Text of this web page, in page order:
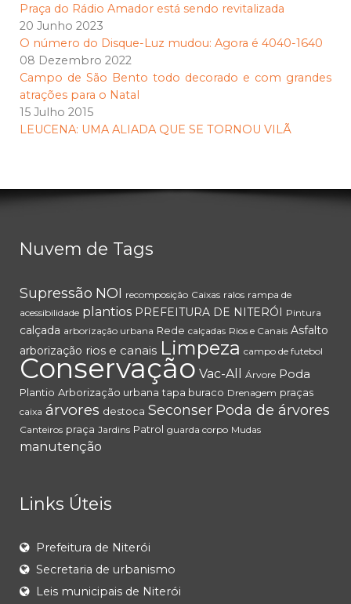
Praça do Rádio Amador está sendo revitalizada
20 Junho 2023
O número do Disque-Luz mudou: Agora é 4040-1640
08 Dezembro 2022
Campo de São Bento todo decorado e com grandes
atrações para o Natal
15 Julho 2015
LEUCENA: UMA ALIADA QUE SE TORNOU VILÃ
Nuvem de Tags
Supressão NOI recomposição Caixas ralos rampa de
acessibilidade plantios PREFEITURA DE NITERÓI Pintura
calçada arborização urbana Rede calçadas Rios e Canais Asfalto
arborização rios e canais Limpeza campo de futebol
Conservação Vac-All Árvore Poda
Plantio Arborização urbana tapa buraco Drenagem praças
caixa árvores destoca Seconser Poda de árvores
Canteiros praça Jardins Patrol guarda corpo Mudas
manutenção
Links Úteis
Prefeitura de Niterói
Secretaria de urbanismo
Leis municipais de Niterói